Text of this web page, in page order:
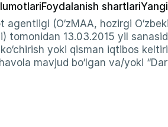
Foydalanish shartlari
(O‘zMAA, hozirgi
13.03.2015 yil
yoki qisman iqtibos
mavjud bo‘lgan va/yoki